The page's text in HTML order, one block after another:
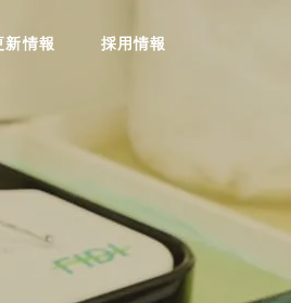
新情報 採用情報